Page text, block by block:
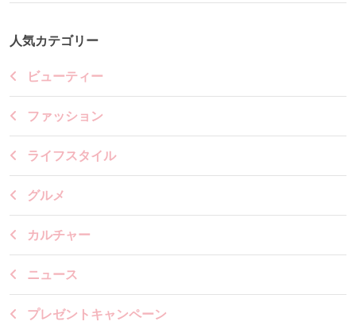
人気カテゴリー
ビューティー
ファッション
ライフスタイル
グルメ
カルチャー
ニュース
プレゼントキャンペーン